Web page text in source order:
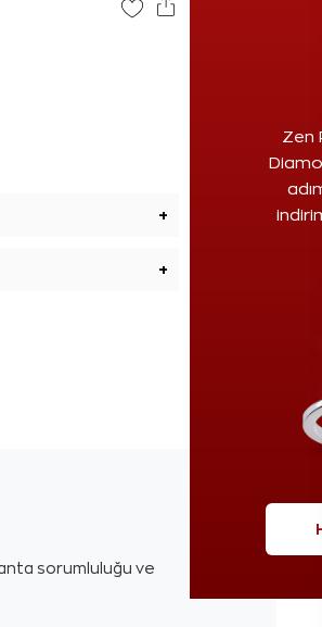
Zen
+
+
sorumluluğu ve